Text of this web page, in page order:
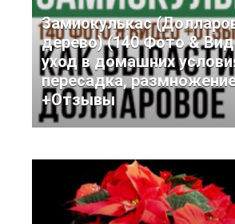
Замиокулькас
дерево) (140 Фото &
уход в домашних
пересадка,
+Отзывы